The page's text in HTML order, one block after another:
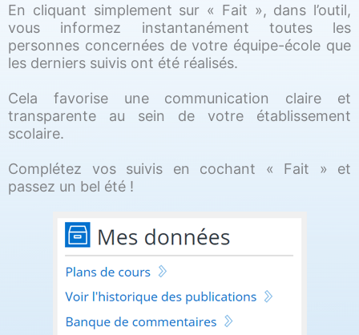
En cliquant simplement sur « Fait », dans l’outil,
vous informez instantanément toutes les
personnes concernées de votre équipe-école que
les derniers suivis ont été réalisés.
Cela favorise une communication claire et
transparente au sein de votre établissement
scolaire.
Complétez vos suivis en cochant « Fait » et
passez un bel été !